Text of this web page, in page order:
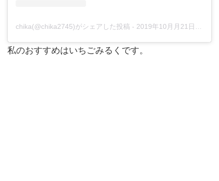
chika(@chika2745)がシェアした投稿 - 2019年10月月21日午後4時17分PDT
私のおすすめはいちごみるくです。